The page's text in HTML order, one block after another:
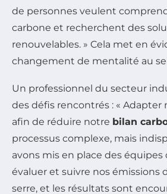
de personnes veulent
carbone et recherchent des
renouvelables. » Cela met en
changement de mentalité au
Un professionnel du secteur
des défis rencontrés : «
afin de réduire notre bilan
processus complexe, mais
avons mis en place des
évaluer et suivre nos émissions
serre, et les résultats sont